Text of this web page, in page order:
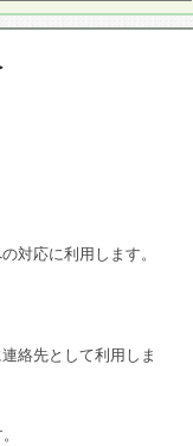
対応に利用します。
絡先として利用しま